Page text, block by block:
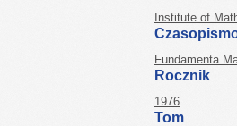
Institute of
Fundamenta
Rocznik
1976
Tom